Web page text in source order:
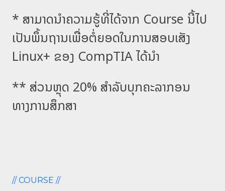
* ສາມາດນຳຄວາມຮູ້ທີ່ໄດ້ຈາກ Course ນີ້ໄປ
ເປັນພຶ້ນຖານເພື່ອຕໍ່ຍອດໃນການສອບເສັງ
Linux+ ຂອງ CompTIA ໄດ້ນຳ
** ສ່ວນຫຼຸດ 20% ສຳລັບບຸກຄະລາກອນ
ທາງການສຶກສາ
// COURSE //